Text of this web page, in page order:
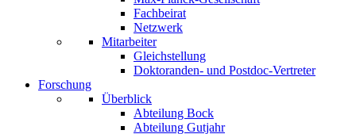
Fachbeirat
Netzwerk
Mitarbeiter
Gleichstellung
Doktoranden- und Postdoc-Vertreter
Forschung
Überblick
Abteilung Bock
Abteilung Gutjahr